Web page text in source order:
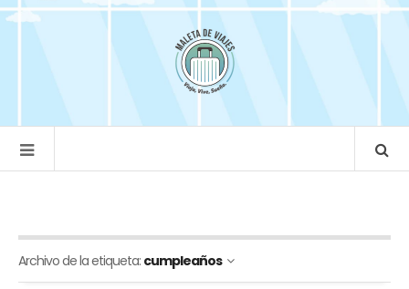
Archivo de la etiqueta: cumpleaños